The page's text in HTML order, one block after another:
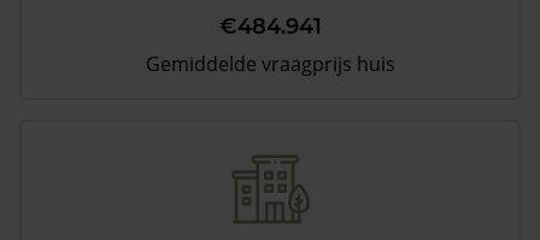
€484.941
Gemiddelde vraagprijs huis